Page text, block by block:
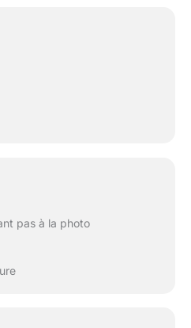
pas à la photo